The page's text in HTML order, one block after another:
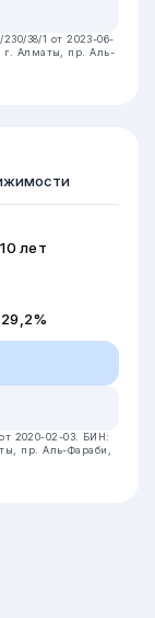
38/1 от 2023-06-
г. Алматы, пр. Аль-
лет
2020-02-03. БИН:
пр. Аль-Фараби,